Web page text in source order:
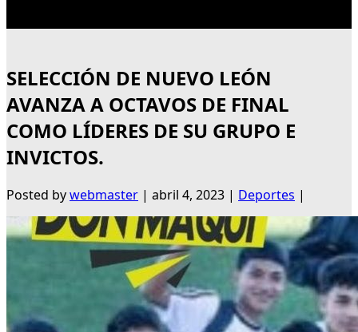
SELECCIÓN DE NUEVO LEÓN
AVANZA A OCTAVOS DE FINAL
COMO LÍDERES DE SU GRUPO E
INVICTOS.
Posted bywebmaster | abril 4, 2023 | Deportes |